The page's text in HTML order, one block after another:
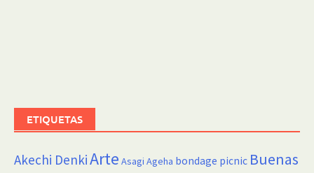
ETIQUETAS
Akechi DenkiArte Asagi Ageha bondage picnic Buenas